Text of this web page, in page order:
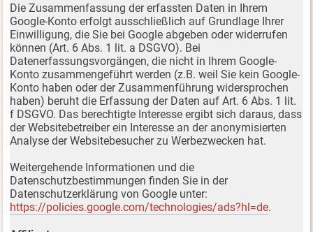
Die Zusammenfassung der erfassten Daten in Ihrem
Google-Konto erfolgt ausschließlich auf Grundlage Ihrer
Einwilligung, die Sie bei Google abgeben oder widerrufen
können (Art. 6 Abs. 1 lit. a DSGVO). Bei
Datenerfassungsvorgängen, die nicht in Ihrem Google-
Konto zusammengeführt werden (z.B. weil Sie kein Google-
Konto haben oder der Zusammenführung widersprochen
haben) beruht die Erfassung der Daten auf Art. 6 Abs. 1 lit.
f DSGVO. Das berechtigte Interesse ergibt sich daraus, dass
der Websitebetreiber ein Interesse an der anonymisierten
Analyse der Websitebesucher zu Werbezwecken hat.
Weitergehende Informationen und die
Datenschutzbestimmungen finden Sie in der
Datenschutzerklärung von Google unter:
https://policies.google.com/technologies/ads?hl=de.